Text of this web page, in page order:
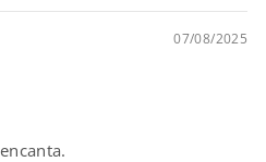
07/08/2025